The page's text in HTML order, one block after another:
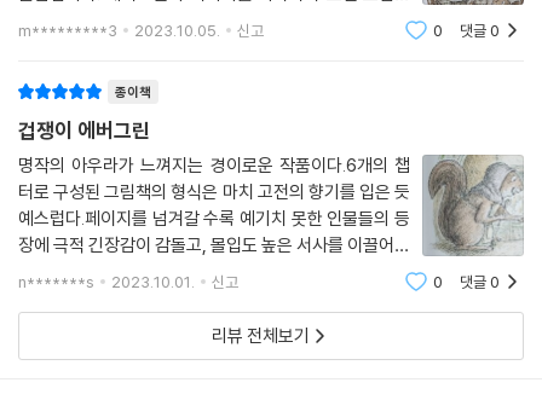
3-1 국어 4. 내 마음을 편지에 담아｜3-1 국어 9. 어떤 내용일까
응원하게 됩니다. 작가님이 헌정한 사람은 바로 '집 안팎
m*********3 2023.10.05. 신고 0 댓글0
종이책
겁쟁이 에버그린
명작의 아우라가 느껴지는 경이로운 작품이다.6개의 챕
터로 구성된 그림책의 형식은 마치 고전의 향기를 입은 듯
예스럽다.페이지를 넘겨갈 수록 예기치 못한 인물들의 등
장에 극적 긴장감이 감돌고, 몰입도 높은 서사를 이끌어가
는 작가적 역량에 엄지 척!주인공은 겁 많은 소녀, 다람쥐
가린 채 숨어 지냈어요. 시끄러운 소리가 두
n*******s 2023.10.01. 신고 0 댓글0
리뷰 전체보기